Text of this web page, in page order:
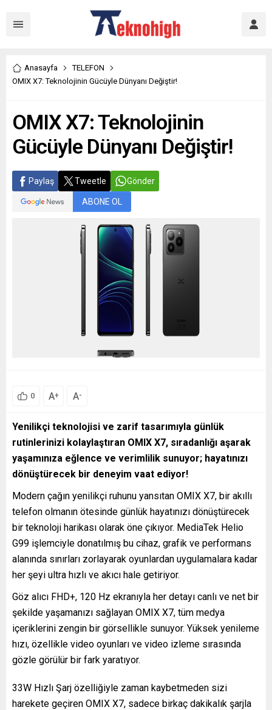
Anasayfa
TELEFON
OMIX X7: Teknolojinin Gücüyle Dünyanı Değiştir!
OMIX X7: Teknolojinin
Gücüyle Dünyanı Değiştir!
Paylaş Tweetle Gönder
ABONE OL
0 A+ A-
Yenilikçi teknolojisi ve zarif tasarımıyla günlük
rutinlerinizi kolaylaştıran OMIX X7, sıradanlığı aşarak
yaşamınıza eğlence ve verimlilik sunuyor; hayatınızı
dönüştürecek bir deneyim vaat ediyor!
Modern çağın yenilikçi ruhunu yansıtan OMIX X7, bir akıllı
telefon olmanın ötesinde günlük hayatınızı dönüştürecek
bir teknoloji harikası olarak öne çıkıyor. MediaTek Helio
G99 işlemciyle donatılmış bu cihaz, grafik ve performans
alanında sınırları zorlayarak oyunlardan uygulamalara kadar
her şeyi ultra hızlı ve akıcı hale getiriyor.
Göz alıcı FHD+, 120 Hz ekranıyla her detayı canlı ve net bir
şekilde yaşamanızı sağlayan OMIX X7, tüm medya
içeriklerini zengin bir görsellikle sunuyor. Yüksek yenileme
hızı, özellikle video oyunları ve video izleme sırasında
gözle görülür bir fark yaratıyor.
33W Hızlı Şarj özelliğiyle zaman kaybetmeden sizi
harekete geçiren OMIX X7, sadece birkaç dakikalık şarjla